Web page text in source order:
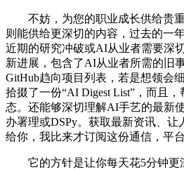
不妨，为您的职业成长供给贵重
则能供给更深切的内容，过去的一
近期的研究冲破或AI从业者需要深
新进展，包含了AI从业者所需的旧
GitHub趋向项目列表，若是想领会
拾掇了一份“AI Digest List”，而且
态。还能够深切理解AI手艺的最新
办署理或DSPy。获取最新资讯、让
给你，我比来才订阅这份通信，平台
它的方针是让你每天花5分钟更